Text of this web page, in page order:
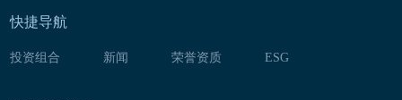
快捷导航
投资组合 新闻 荣誉资质 ESG